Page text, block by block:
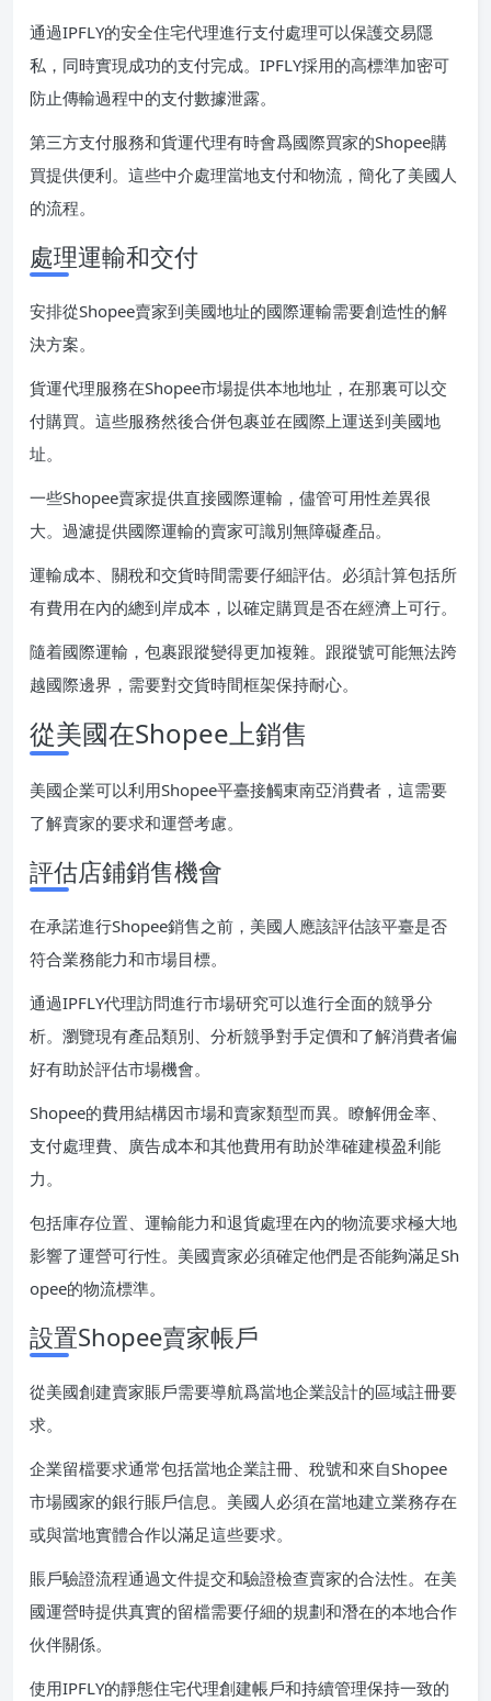
通過IPFLY的安全住宅代理進行支付處理可以保護交易隱
私，同時實現成功的支付完成。IPFLY採用的高標準加密可
防止傳輸過程中的支付數據泄露。
第三方支付服務和貨運代理有時會爲國際買家的Shopee購
買提供便利。這些中介處理當地支付和物流，簡化了美國人
的流程。
處理運輸和交付
安排從Shopee賣家到美國地址的國際運輸需要創造性的解
決方案。
貨運代理服務在Shopee市場提供本地地址，在那裏可以交
付購買。這些服務然後合併包裹並在國際上運送到美國地
址。
一些Shopee賣家提供直接國際運輸，儘管可用性差異很
大。過濾提供國際運輸的賣家可識別無障礙產品。
運輸成本、關稅和交貨時間需要仔細評估。必須計算包括所
有費用在內的總到岸成本，以確定購買是否在經濟上可行。
隨着國際運輸，包裹跟蹤變得更加複雜。跟蹤號可能無法跨
越國際邊界，需要對交貨時間框架保持耐心。
從美國在Shopee上銷售
美國企業可以利用Shopee平臺接觸東南亞消費者，這需要
了解賣家的要求和運營考慮。
評估店鋪銷售機會
在承諾進行Shopee銷售之前，美國人應該評估該平臺是否
符合業務能力和市場目標。
通過IPFLY代理訪問進行市場研究可以進行全面的競爭分
析。瀏覽現有產品類別、分析競爭對手定價和了解消費者偏
好有助於評估市場機會。
Shopee的費用結構因市場和賣家類型而異。瞭解佣金率、
支付處理費、廣告成本和其他費用有助於準確建模盈利能
力。
包括庫存位置、運輸能力和退貨處理在內的物流要求極大地
影響了運營可行性。美國賣家必須確定他們是否能夠滿足Sh
opee的物流標準。
設置Shopee賣家帳戶
從美國創建賣家賬戶需要導航爲當地企業設計的區域註冊要
求。
企業留檔要求通常包括當地企業註冊、稅號和來自Shopee
市場國家的銀行賬戶信息。美國人必須在當地建立業務存在
或與當地實體合作以滿足這些要求。
賬戶驗證流程通過文件提交和驗證檢查賣家的合法性。在美
國運營時提供真實的留檔需要仔細的規劃和潛在的本地合作
伙伴關係。
使用IPFLY的靜態住宅代理創建帳戶和持續管理保持一致的